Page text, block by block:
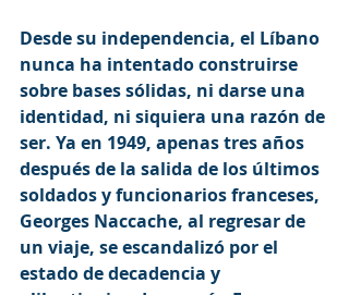
Desde su independencia, el Líbano
nunca ha intentado construirse
sobre bases sólidas, ni darse una
identidad, ni siquiera una razón de
ser. Ya en 1949, apenas tres años
después de la salida de los últimos
soldados y funcionarios franceses,
Georges Naccache, al regresar de
un viaje, se escandalizó por el
estado de decadencia y